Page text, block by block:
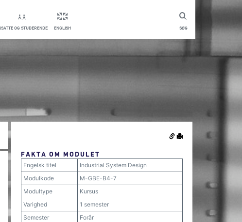
SØG
OG STUDERENDE ENGLISH
FAKTA OM MODULET
Engelsk titel
Industrial System Design
Modulkode
M-GBE-B4-7
Modultype
Kursus
Varighed
1 semester
Semester
Forår